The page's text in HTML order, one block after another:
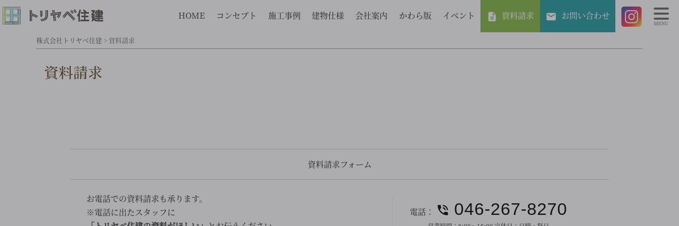
HOME コンセプト 施工事例 建物仕様 会社案内 かわら版 イベント 資料請求 お問い合わせ
株式会社トリヤベ住建 > 資料請求
資料請求
資料請求フォーム
お電話での資料請求も承ります。
※電話に出たスタッフに
電話： 046-267-8270
MENU